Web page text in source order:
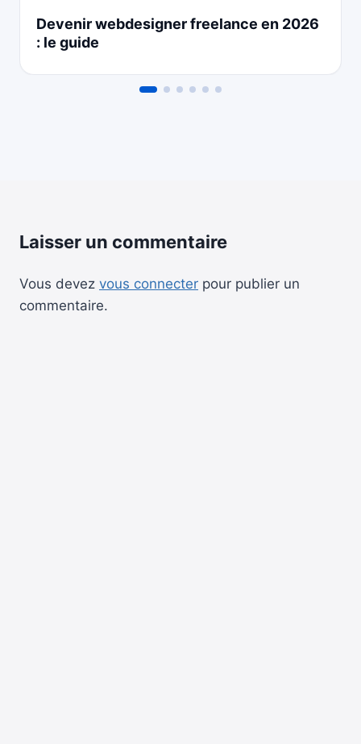
Devenir webdesigner freelance en 2026
: le guide
Laisser un commentaire
Vous devez vous connecter pour publier un
commentaire.